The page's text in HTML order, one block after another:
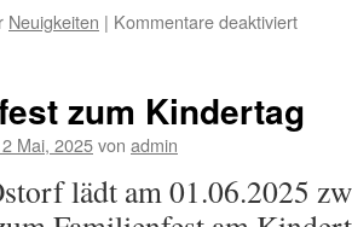
Neuigkeiten | Kommentare deaktiviertfür
im
zum Kindertag
Mai, 2025von admin
lädt am 01.06.2025